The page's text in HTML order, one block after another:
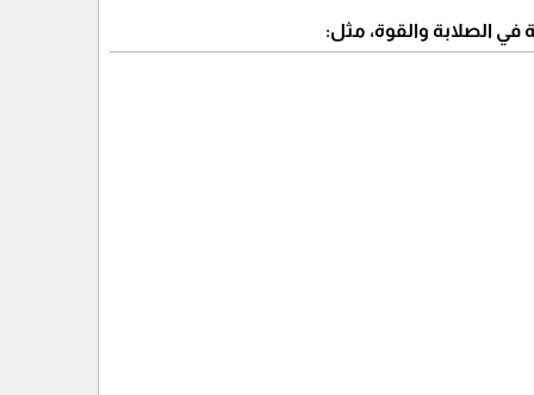
الصلابة والقوة، مثل: